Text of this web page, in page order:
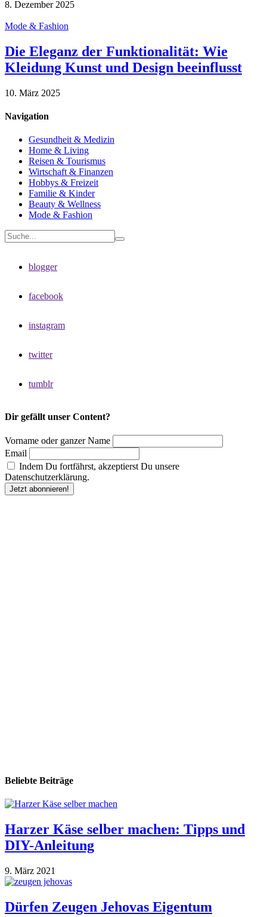
8. Dezember 2025
Mode & Fashion
Die Eleganz der Funktionalität: Wie
Kleidung Kunst und Design beeinflusst
10. März 2025
Navigation
Gesundheit & Medizin
Home & Living
Reisen & Tourismus
Wirtschaft & Finanzen
Hobbys & Freizeit
Familie & Kinder
Beauty & Wellness
Mode & Fashion
blogger
facebook
instagram
twitter
tumblr
Dir gefällt unser Content?
Vorname oder ganzer Name
Email
Indem Du fortfährst, akzeptierst Du unsere
Datenschutzerklärung.
Beliebte Beiträge
Harzer Käse selber machen: Tipps und
DIY-Anleitung
9. März 2021
Dürfen Zeugen Jehovas Eigentum